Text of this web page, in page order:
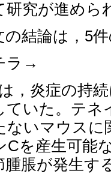
研究が進めら
の結論は，5
ラ→
，炎症の持
ていた。テ
ないマウス
Cを産生可能
腫脹が発生す